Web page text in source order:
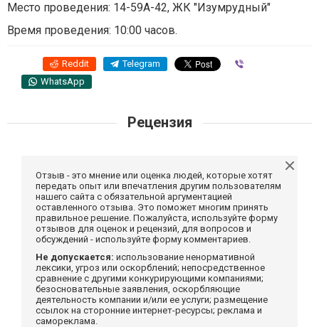
Место проведения: 14-59А-42, ЖК "Изумрудный"
Время проведения: 10:00 часов.
Reddit Telegram
WhatsApp
Рецензия
Отзыв - это мнение или оценка людей, которые хотят
передать опыт или впечатления другим пользователям
нашего сайта с обязательной аргументацией
оставленного отзыва. Это поможет многим принять
правильное решение. Пожалуйста, используйте форму
отзывов для оценок и рецензий, для вопросов и
обсуждений - используйте форму комментариев.
Не допускается: использование ненормативной
лексики, угроз или оскорблений; непосредственное
сравнение с другими конкурирующими компаниями;
безосновательные заявления, оскорбляющие
деятельность компании и/или ее услуги; размещение
ссылок на сторонние интернет-ресурсы; реклама и
самореклама.